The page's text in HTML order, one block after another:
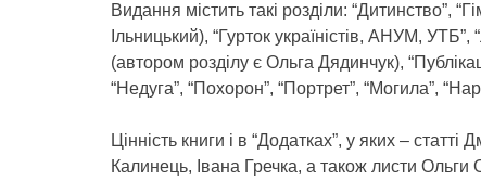
Видання містить такі розділи: “Дитинство”,
Ільницький), “Гурток україністів, АНУМ, УТБ”,
(автором розділу є Ольга Дядинчук),
“Недуга”, “Похорон”, “Портрет”, “Могила”,
Цінність книги і в “Додатках”, у яких –
Калинець, Івана Гречка, а також листи